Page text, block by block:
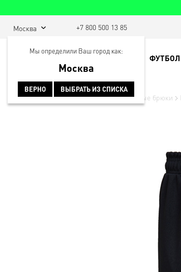
Москва
Мы определили Ваш город как:
Москва
ВЕРНО ВЫБРАТЬ ИЗ СПИСКА
+7 800 500 13 85
ФУТБОЛ
Главная Спортивная одежда Спортивные брюки